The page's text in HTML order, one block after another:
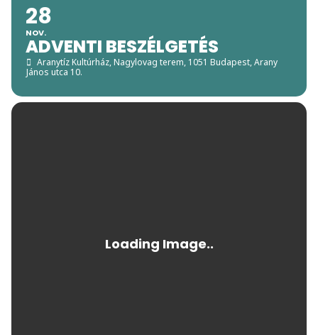
28
NOV.
ADVENTI BESZÉLGETÉS
Aranytíz Kultúrház, Nagylovag terem, 1051 Budapest, Arany
János utca 10.